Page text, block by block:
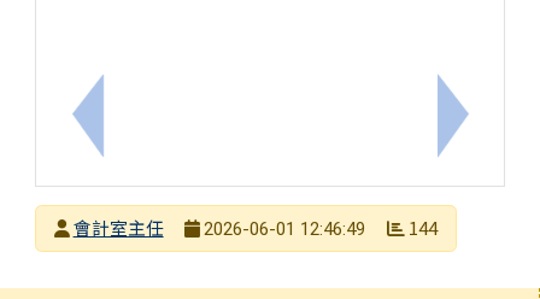
上一筆：115.6月月報表 下一筆：
發布者
會計室主任
2026-06-01 12:46:49 144